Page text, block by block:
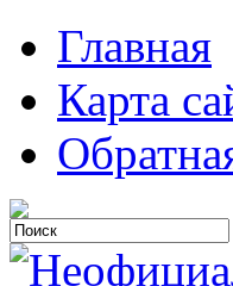
Главная
Карта